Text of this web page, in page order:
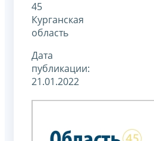
45
Курганская
область
Дата
публикации:
21.01.2022